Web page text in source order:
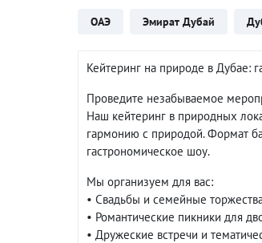
ОАЭ Эмират Дубай
Кейтеринг на природе в Дубае:
Проведите незабываемое
Наш кейтеринг в природных
гармонию с природой. Формат
гастрономическое шоу.
Мы организуем для вас:
• Свадьбы и семейные
• Романтические пикники для
• Дружеские встречи и